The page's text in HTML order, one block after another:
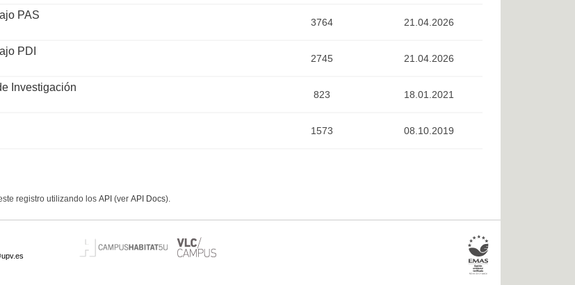
PAS
3764 21.04.2026
PDI
2745 21.04.2026
Investigación
823 18.01.2021
1573 08.10.2019
registro utilizando los API (ver API Docs).